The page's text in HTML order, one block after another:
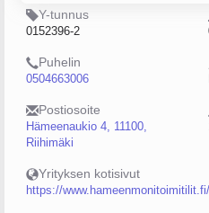
Y-tunnus
0152396-2
Puhelin
0504663006
Postiosoite
Hämeenaukio 4, 11100,
Riihimäki
Yrityksen kotisivut
https://www.hameenmonitoimitilit.fi/